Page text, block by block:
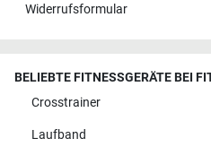
Widerrufsformular
BELIEBTE FITNESSGERÄTE BEI
Crosstrainer
Laufband